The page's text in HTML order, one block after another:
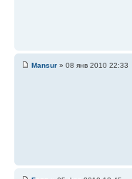
Mansur » 08 янв 2010 22:33